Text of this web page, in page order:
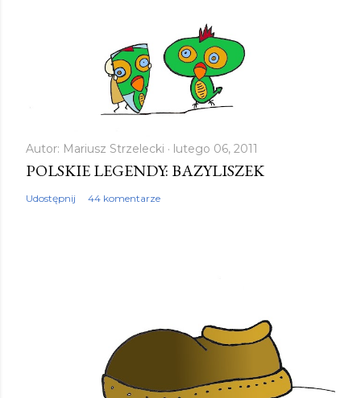
Autor: Mariusz Strzelecki lutego 06, 2011
POLSKIE LEGENDY: BAZYLISZEK
Udostępnij 44 komentarze